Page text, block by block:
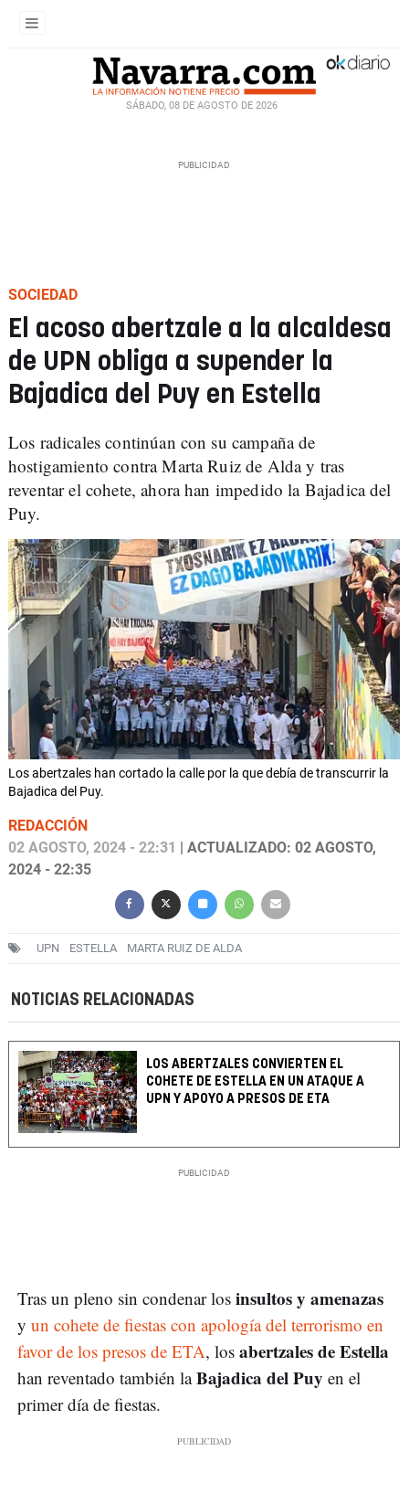
SÁBADO, 08 DE AGOSTO DE 2026
SOCIEDAD
El acoso abertzale a la alcaldesa
de UPN obliga a supender la
Bajadica del Puy en Estella
Los radicales continúan con su campaña de
hostigamiento contra Marta Ruiz de Alda y tras
reventar el cohete, ahora han impedido la Bajadica del
Puy.
Los abertzales han cortado la calle por la que debía de transcurrir la
Bajadica del Puy.
REDACCIÓN
02 AGOSTO, 2024 - 22:31
| ACTUALIZADO: 02 AGOSTO,
2024 - 22:35
UPN ESTELLA MARTA RUIZ DE ALDA
NOTICIAS RELACIONADAS
LOS ABERTZALES CONVIERTEN EL
COHETE DE ESTELLA EN UN ATAQUE A
UPN Y APOYO A PRESOS DE ETA
Tras un pleno sin condenar los insultos y amenazas
y un cohete de fiestas con apología del terrorismo en
favor de los presos de ETA, los abertzales de Estella
han reventado también laBajadica del Puy en el
primer día de fiestas.